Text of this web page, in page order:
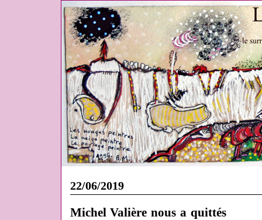
22/06/2019
Michel Valière nous a quittés